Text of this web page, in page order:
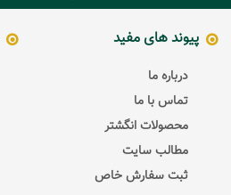
پیوند های مفید
درباره ما
تماس با ما
محصولات انگشتر
مطالب سایت
ثبت سفارش خاص